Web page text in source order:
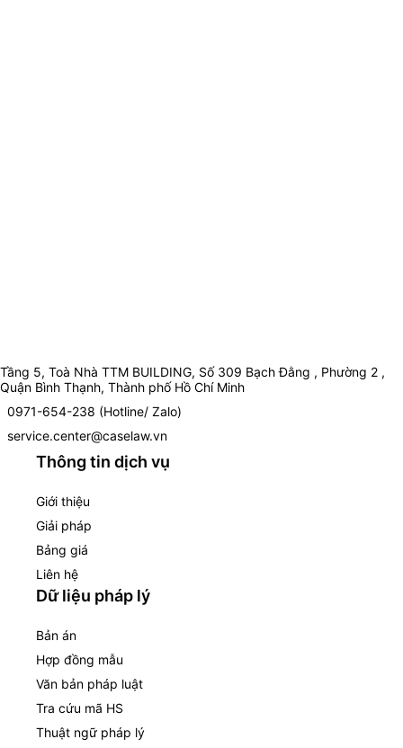
Tầng 5, Toà Nhà TTM BUILDING, Số 309 Bạch Đằng , Phường 2 ,
Quận Bình Thạnh, Thành phố Hồ Chí Minh
0971-654-238 (Hotline/ Zalo)
service.center@caselaw.vn
Thông tin dịch vụ
Giới thiệu
Giải pháp
Bảng giá
Liên hệ
Dữ liệu pháp lý
Bản án
Hợp đồng mẫu
Văn bản pháp luật
Tra cứu mã HS
Thuật ngữ pháp lý